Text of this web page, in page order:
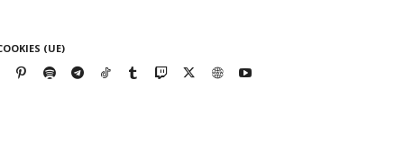
(UE)